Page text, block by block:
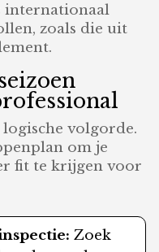
internationaal
zoals die uit
volgorde.
om je
fit te krijgen voor
Zoek